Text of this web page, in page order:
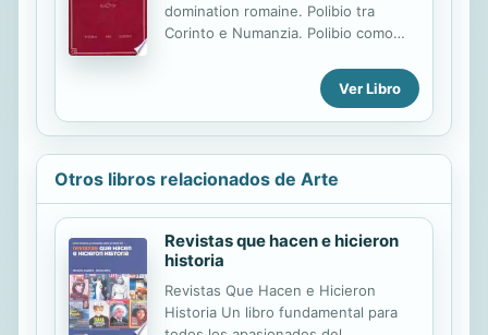
domination romaine. Polibio tra
Corinto e Numanzia. Polibio como
a la historiografía contemporánea.
Polybius and the nature of late
Hellenistic historiography.
Cartografia di Polibio. Geografia di
descubrimientos en el Occidente en
la obra de Polibio. El bárbaro y lo
bárbaro en la obra polibiana. Polibio y
la geografía de la Península Ibérica.
Polybius and the maintenance of
imperial power. Estrategias
gentilicias y simbolismo geopolítico
Ver Libro
Otros libros relacionados de Arte
Revistas que hacen e hicieron
historia
Revistas Que Hacen e Hicieron
Historia Un libro fundamental para